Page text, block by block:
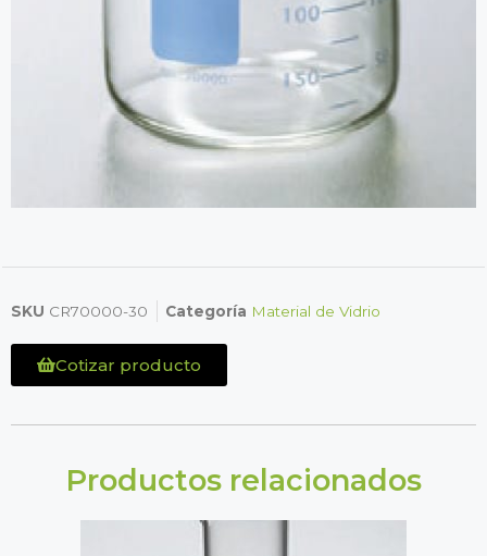
SKU CR70000-30 Categoría Material de Vidrio
Cotizar producto
Productos relacionados